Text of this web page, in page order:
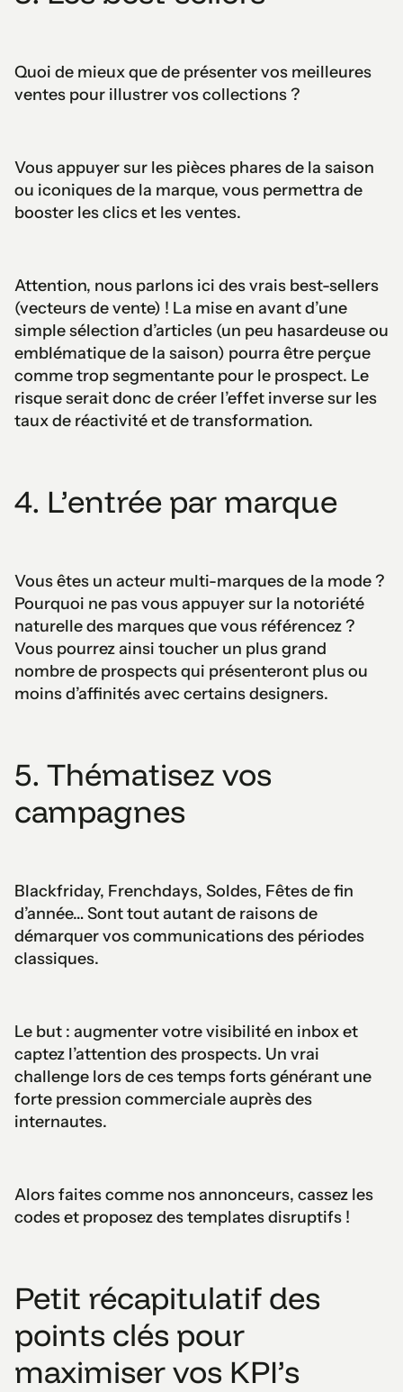
Quoi de mieux que de présenter vos meilleures
ventes pour illustrer vos collections ?
Vous appuyer sur les pièces phares de la saison
ou iconiques de la marque, vous permettra de
booster les clics et les ventes.
Attention, nous parlons ici des vrais best-sellers
(vecteurs de vente) ! La mise en avant d’une
simple sélection d’articles (un peu hasardeuse ou
emblématique de la saison) pourra être perçue
comme trop segmentante pour le prospect. Le
risque serait donc de créer l’effet inverse sur les
taux de réactivité et de transformation.
4. L’entrée par marque
Vous êtes un acteur multi-marques de la mode ?
Pourquoi ne pas vous appuyer sur la notoriété
naturelle des marques que vous référencez ?
Vous pourrez ainsi toucher un plus grand
nombre de prospects qui présenteront plus ou
moins d’affinités avec certains designers.
5. Thématisez vos
campagnes
Blackfriday, Frenchdays, Soldes, Fêtes de fin
d’année… Sont tout autant de raisons de
démarquer vos communications des périodes
classiques.
Le but : augmenter votre visibilité en inbox et
captez l’attention des prospects. Un vrai
challenge lors de ces temps forts générant une
forte pression commerciale auprès des
internautes.
Alors faites comme nos annonceurs, cassez les
codes et proposez des templates disruptifs !
Petit récapitulatif des
points clés pour
maximiser vos KPI’s